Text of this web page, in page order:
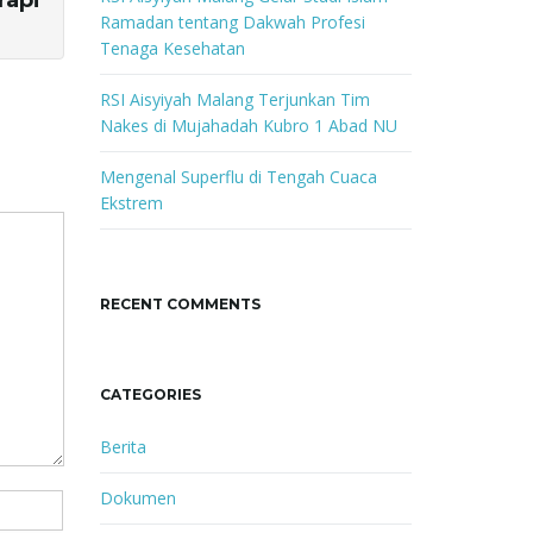
Ramadan tentang Dakwah Profesi
Tenaga Kesehatan
RSI Aisyiyah Malang Terjunkan Tim
Nakes di Mujahadah Kubro 1 Abad NU
Mengenal Superflu di Tengah Cuaca
Ekstrem
RECENT COMMENTS
CATEGORIES
Berita
Dokumen